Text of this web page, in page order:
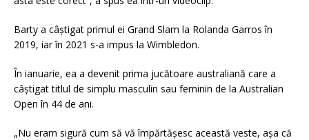
Barty a câştigat primul ei Grand Slam la Rolanda Garros în
2019, iar în 2021 s-a impus la Wimbledon.
În ianuarie, ea a devenit prima jucătoare australiană care a
câştigat titlul de simplu masculin sau feminin de la Australian
Open în 44 de ani.
„Nu eram sigură cum să vă împărtăşesc această veste, aşa că